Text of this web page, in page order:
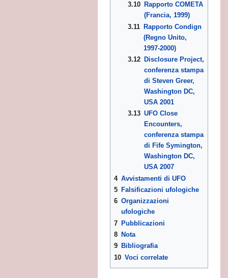
3.10
Rapporto COMETA
(Francia, 1999)
3.11 Rapporto Condign
(Regno Unito,
1997-2000)
3.12
Disclosure Project,
conferenza stampa
di Steven Greer,
Washington DC,
USA 2001
3.13 UFO Close
Encounters,
conferenza stampa
di Fife Symington,
Washington DC,
USA 2007
4 Avvistamenti di UFO
5 Falsificazioni ufologiche
6 Organizzazioni
ufologiche
7 Pubblicazioni
8 Nota
9 Bibliografia
10 Voci correlate